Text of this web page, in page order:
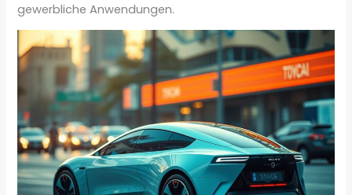
gewerbliche Anwendungen.